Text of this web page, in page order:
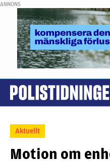
ANNONS
Aktuellt
Motion om